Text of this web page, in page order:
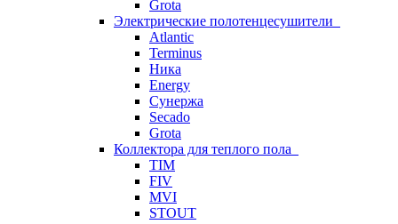
Grota
Электрические полотенцесушители
Atlantic
Terminus
Ника
Energy
Сунержа
Secado
Grota
Коллектора для теплого пола
TIM
FIV
MVI
STOUT